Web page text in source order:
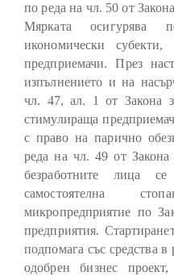
по реда на чл. 50 от
Мярката осигурява
икономически
предприемачи. През
изпълнението и на
чл. 47, ал. 1 от Закона
стимулираща
с право на парично
реда на чл. 49 от Закона
безработните лица
самостоятелна
микропредприятие по
предприятия.
подпомага със средства
одобрен бизнес